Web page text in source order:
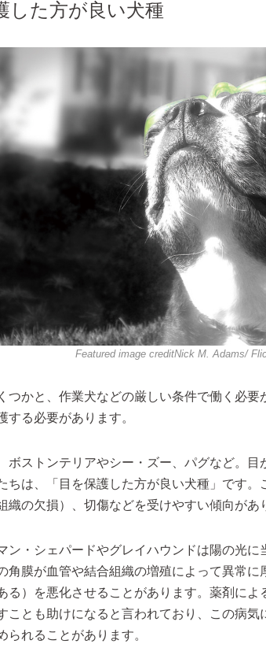
した方が良い犬種
Featured image creditNick M. Adams/
つかと、作業犬などの厳しい条件で働く必要
する必要があります。
ボストンテリアやシー・ズー、パグなど。目
ちは、「目を保護した方が良い犬種」です。
織の欠損）、切傷などを受けやすい傾向があ
ン・シェパードやグレイハウンドは陽の光に
角膜が血管や結合組織の増殖によって異常に
る）を悪化させることがあります。薬剤によ
ことも助けになると言われており、この病気
られることがあります。